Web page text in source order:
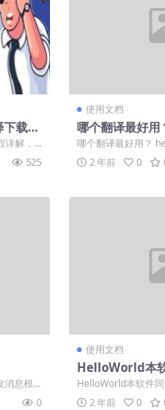
载流
解，
525
使用文档
哪个翻译最好用
哪个翻译最好用？
是目前线上最准确的
2 年前 0
消息根
0
使用文档
HelloWorld本
台电脑使用。
HelloWorld本软件
用。 用户登陆软件
2 年前 0